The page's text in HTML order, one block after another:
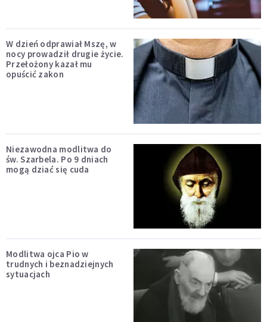
W dzień odprawiał Mszę, w
nocy prowadził drugie życie.
Przełożony kazał mu
opuścić zakon
Niezawodna modlitwa do
św. Szarbela. Po 9 dniach
mogą dziać się cuda
Modlitwa ojca Pio w
trudnych i beznadziejnych
sytuacjach